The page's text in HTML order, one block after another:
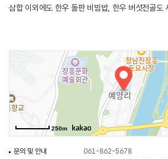
삼합 이외에도 한우 돌판 비빔밥, 한우 버섯전골도
육회비빔밥을 주문하면 새로 차려진 반찬이 또 나
인기 있는 메뉴이다.
250m
문의 및 안내
061-862-5678